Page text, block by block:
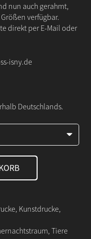
nun auch gerahmt,
verfügbar.
direkt per E-Mail oder
isny.de
Deutschlands.
, Kunstdrucke,
, Tiere